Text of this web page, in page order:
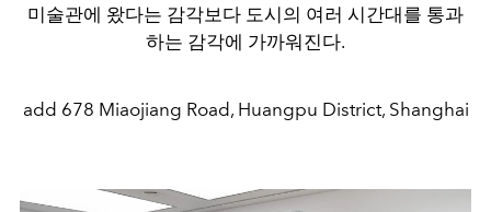
미술관에 왔다는 감각보다 도시의 여러 시간대를 통과
하는 감각에 가까워진다.
add 678 Miaojiang Road, Huangpu District, Shanghai